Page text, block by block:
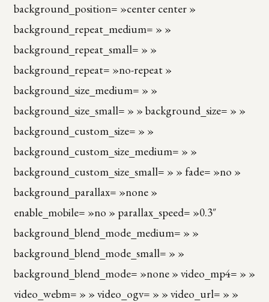
background_position= »center center »
background_repeat_medium= » »
background_repeat_small= » »
background_repeat= »no-repeat »
background_size_medium= » »
background_size_small= » » background_size= » »
background_custom_size= » »
background_custom_size_medium= » »
background_custom_size_small= » » fade= »no »
background_parallax= »none »
enable_mobile= »no » parallax_speed= »0.3″
background_blend_mode_medium= » »
background_blend_mode_small= » »
background_blend_mode= »none » video_mp4= » »
video_webm= » » video_ogv= » » video_url= » »